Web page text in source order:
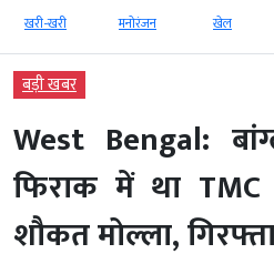
खरी-खरी मनोरंजन खेल
बड़ी खबर
West Bengal:
फिराक में था TMC
शौकत मोल्ला,